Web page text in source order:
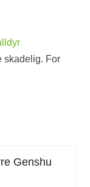
skadelig. For
Genshu